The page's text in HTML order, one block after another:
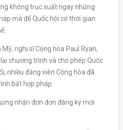
không trục xuất ngay những
mà để Quốc hội có thời gian
nghị sĩ Cộng hòa Paul Ryan,
chương trình và cho phép Quốc
nhiều đảng viên Cộng hòa đã
bất hợp pháp.
nhận đơn đơn đăng ký mới